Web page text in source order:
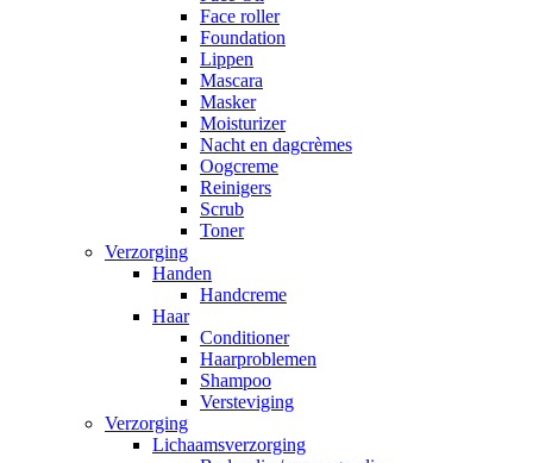
Face roller
Foundation
Lippen
Mascara
Masker
Moisturizer
Nacht en dagcrèmes
Oogcreme
Reinigers
Scrub
Toner
Verzorging
Handen
Handcreme
Haar
Conditioner
Haarproblemen
Shampoo
Versteviging
Verzorging
Lichaamsverzorging